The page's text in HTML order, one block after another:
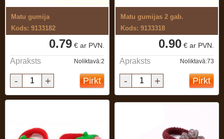
Matu gumija
Kods: 9133182
0.79 € ar PVN.
Apraksts Noliktavā:2
- + Pirkt
Matu gumijas 2 gab.
Kods: 9133318
0.90 € ar PVN.
Apraksts Noliktavā:73
- + Pirkt